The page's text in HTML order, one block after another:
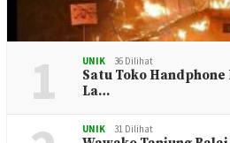
1 UNIK 36 Dilihat
Satu Toko
La…
UNIK 31 Dilihat